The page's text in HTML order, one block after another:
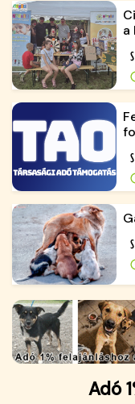
a
Adó